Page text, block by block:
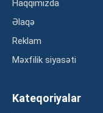
Haqqımızda
Əlaqə
Reklam
Məxfilik siyasəti
Kateqoriyalar